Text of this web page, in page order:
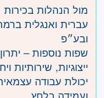
מול הנהלות בכירות
עברית ואנגלית
ובע״פ
שפות נוספות – יתרון
ייצוגיות, שירותיות
יכולת עבודה